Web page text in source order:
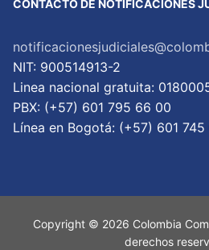
CONTACTO DE NOTIFICACIONES
NIT: 900514913-2
Linea nacional gratuita:
PBX: (+57) 601 795 66 00
Lí­nea en Bogotá: (+57) 601
Copyright © 2026 Colombia
derechos